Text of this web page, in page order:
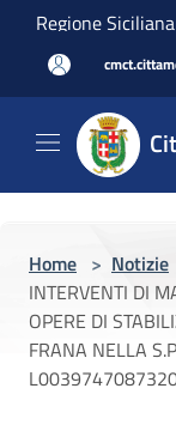
Salta al contenuto
Regione Siciliana
Home > Notizie
INTERVENTI DI
OPERE DI
FRANA NELLA